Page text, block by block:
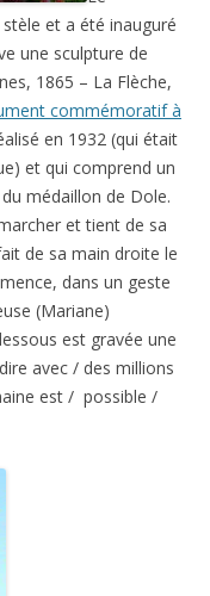
et a été inauguré
une sculpture de
1865 – La Flèche,
commémoratif à
en 1932 (qui était
et qui comprend un
médaillon de Dole.
et tient de sa
de sa main droite le
dans un geste
(Mariane)
est gravée une
avec / des millions
est / possible /